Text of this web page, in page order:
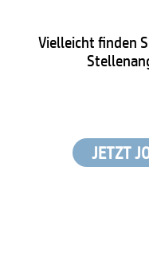
Vielleicht finden
JETZT